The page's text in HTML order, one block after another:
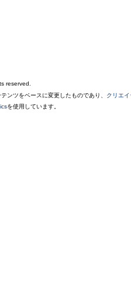
reserved.
ンツをベースに変更したものであり、 クリエ
を使用しています。